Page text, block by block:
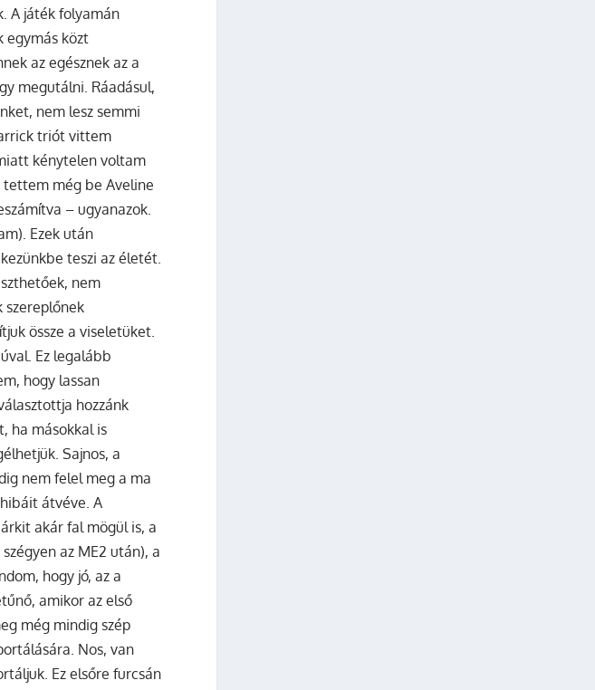
A játék folyamán
egymás közt
az egésznek az a
megutálni. Ráadásul,
nem lesz semmi
triót vittem
kénytelen voltam
tettem még be Aveline
– ugyanazok.
Ezek után
teszi az életét.
nem
szereplőnek
össze a viseletüket.
Ez legalább
hogy lassan
hozzánk
ha másokkal is
Sajnos, a
nem felel meg a ma
átvéve. A
akár fal mögül is, a
az ME2 után), a
hogy jó, az a
amikor az első
még mindig szép
Nos, van
Ez elsőre furcsán